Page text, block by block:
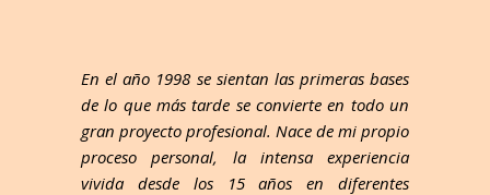
En el año 1998 se sientan las primeras bases
de lo que más tarde se convierte en todo un
gran proyecto profesional. Nace de mi propio
proceso personal, la intensa experiencia
vivida desde los 15 años en diferentes